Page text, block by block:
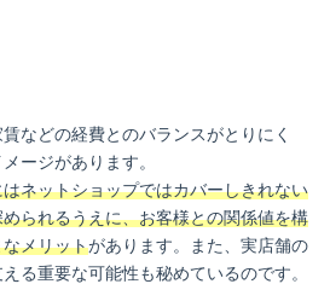
などの経費とのバランスがとりにく
ージがあります。
ネットショップではカバーしきれない
られるうえに、お客様との関係値を構
メリットがあります。また、実店舗の
る重要な可能性も秘めているのです。